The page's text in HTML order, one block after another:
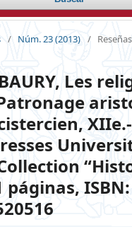
/ Núm. 23 (2013) / Reseñas
Les
páginas, ISBN: